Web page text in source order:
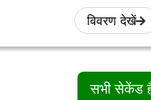
विवरण देखें
सभी सेकेंड